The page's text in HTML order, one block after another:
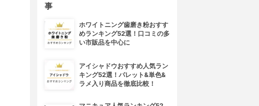
事
ホワイトニング歯磨き粉おすす
めランキング52選！口コミの多
い市販品を中心に
アイシャドウおすすめ人気ラン
キング52選！パレット&単色&
ラメ入り商品を徹底比較！